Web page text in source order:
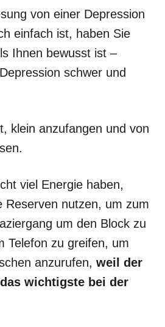
von einer Depression
einfach ist, haben Sie
Ihnen bewusst ist –
schwer und
klein anzufangen und von
viel Energie haben,
Reserven nutzen, um zum
um den Block zu
Telefon zu greifen, um
anzurufen, weil der
wichtigste bei der